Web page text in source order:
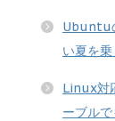
Ubuntu
い夏を
Linux対
ーブル